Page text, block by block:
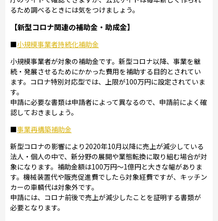
るため調べるときには気をつけましょう。
【新型コロナ関連の補助金・助成金】
■小規模事業者持続化補助金
小規模事業者が対象の補助金です。新型コロナ以降、事業を継
続・発展させるためにかかった費用を補助する目的とされてい
ます。コロナ特別対応型では、上限が100万円に設定されていま
す。
申請に必要な書類は申請者によって異なるので、申請前によく確
認しておきましょう。
■事業再構築補助金
新型コロナの影響により2020年10月以降に売上が減少している
法人・個人の中で、新分野の展開や業態転換に取り組む場合が対
象になります。補助金額は100万円～1億円と大きな幅がありま
す。機械装置代や販売促進費でしたら対象経費ですが、キッチン
カーの車輌代は対象外です。
申請には、コロナ前後で売上が減少したことを証明する書類が
必要となります。